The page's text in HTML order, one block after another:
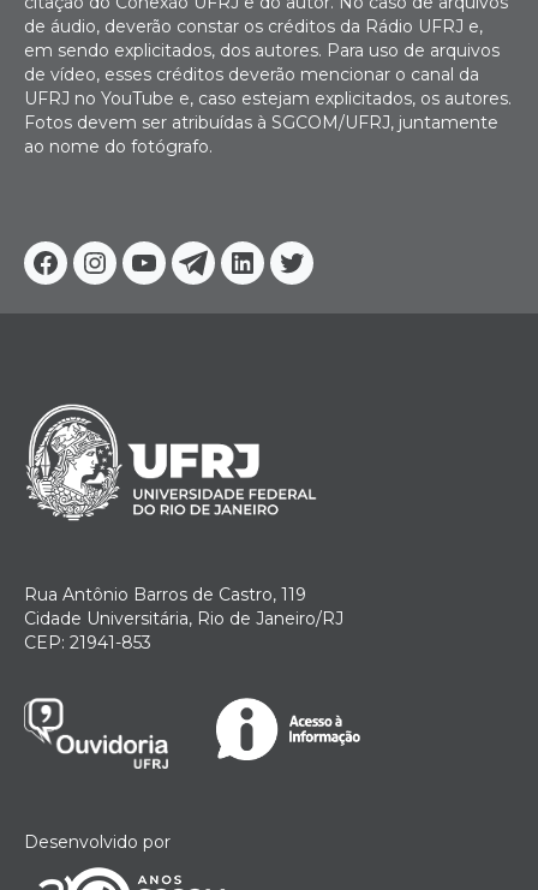
Facebook
Instagram
YoutubeTelegram
Linkedin
Twitter
de áudio, deverão constar os créditos da Rádio UFRJ e,
em sendo explicitados, dos autores. Para uso de arquivos
de vídeo, esses créditos deverão mencionar o canal da
UFRJ no YouTube e, caso estejam explicitados, os autores.
Fotos devem ser atribuídas à SGCOM/UFRJ, juntamente
ao nome do fotógrafo.
Rua Antônio Barros de Castro, 119
Cidade Universitária, Rio de Janeiro/RJ
CEP: 21941-853
Desenvolvido por